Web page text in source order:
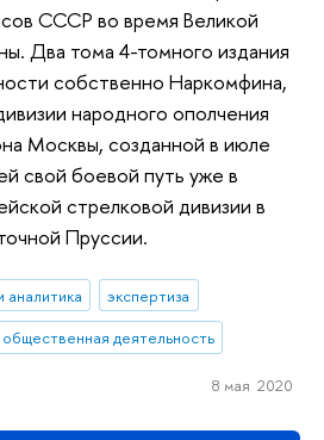
СССР во время Великой
Два тома 4-томного издания
собственно Наркомфина,
народного ополчения
Москвы, созданной в июле
свой боевой путь уже в
стрелковой дивизии в
Пруссии.
аналитика
экспертиза
общественная деятельность
8 мая 2020